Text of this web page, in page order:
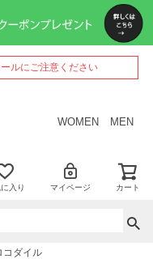
ルにご注意ください
WOMEN MEN
入り マイページ カート
コダイル
ペー
ジト
ップ
へ